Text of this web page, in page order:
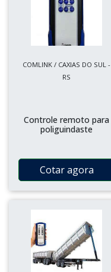
COMLINK / CAXIAS DO SUL -
RS
Controle remoto para
poliguindaste
Cotar agora